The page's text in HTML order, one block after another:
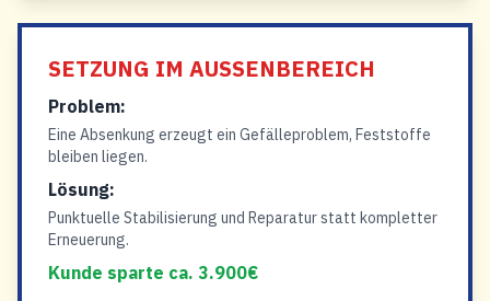
SETZUNG IM AUSSENBEREICH
Problem:
Eine Absenkung erzeugt ein Gefälleproblem, Feststoffe
bleiben liegen.
Lösung:
Punktuelle Stabilisierung und Reparatur statt kompletter
Erneuerung.
Kunde sparte ca. 3.900€